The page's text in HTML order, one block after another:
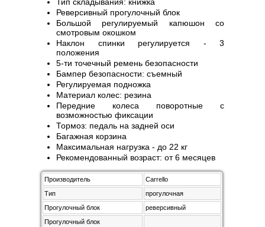
Реверсивный прогулочный блок
Большой регулируемый капюшон со
смотровым окошком
Наклон спинки регулируется - 3
положения
5-ти точечный ремень безопасности
Бампер безопасности: съемный
Регулируемая подножка
Материал колес: резина
Передние колеса поворотные с
возможностью фиксации
Тормоз: педаль на задней оси
Багажная корзина
Максимальная нагрузка - до 22 кг
Рекомендованный возраст: от 6 месяцев
Производитель
Carrello
Тип
прогулочная
Прогулочный блок
реверсивный
Прогулочный блок